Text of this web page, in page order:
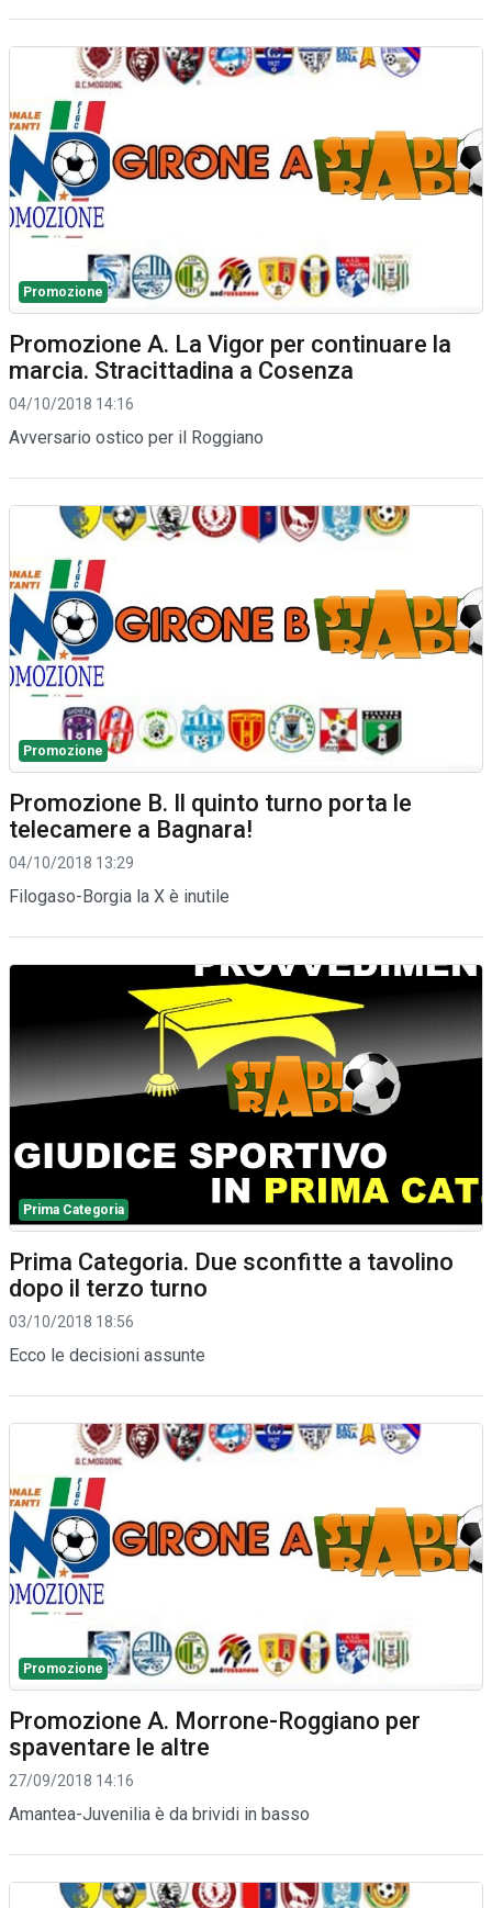
Promozione
Promozione A. La Vigor per continuare la
marcia. Stracittadina a Cosenza
04/10/2018 14:16
Avversario ostico per il Roggiano
Promozione
Promozione B. Il quinto turno porta le
telecamere a Bagnara!
04/10/2018 13:29
Filogaso-Borgia la X è inutile
Prima Categoria
Prima Categoria. Due sconfitte a tavolino
dopo il terzo turno
03/10/2018 18:56
Ecco le decisioni assunte
Promozione
Promozione A. Morrone-Roggiano per
spaventare le altre
27/09/2018 14:16
Amantea-Juvenilia è da brividi in basso